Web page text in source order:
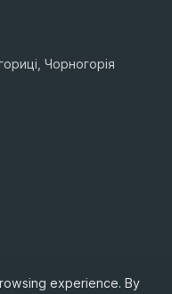
experience. By
Чорногорія